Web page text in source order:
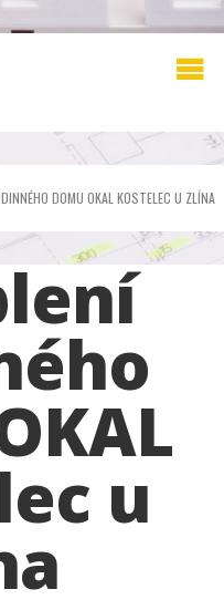
DOMU OKAL KOSTELEC U ZLÍNA
u